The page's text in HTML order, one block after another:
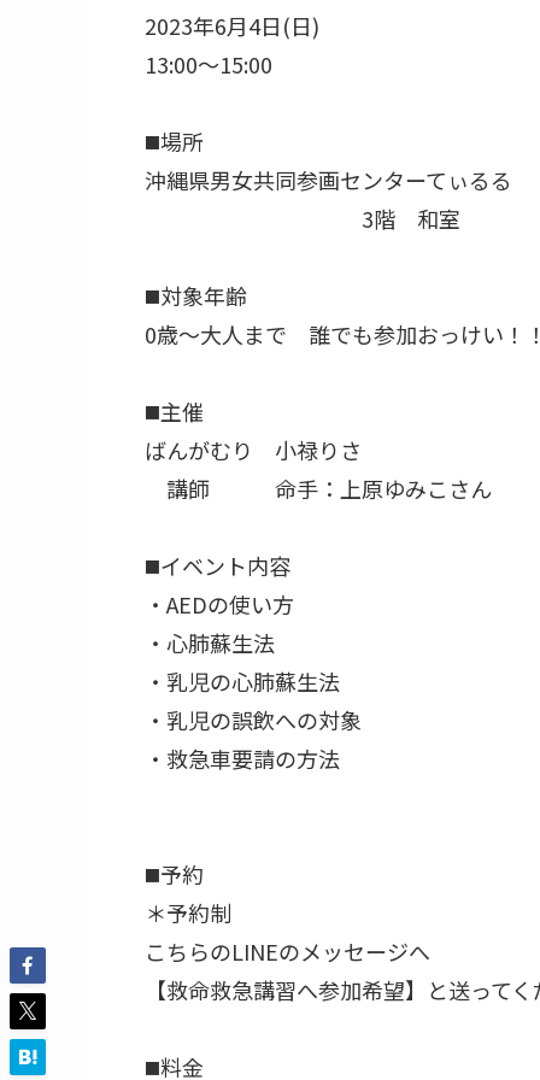
2023年6月4日(日)
13:00～15:00⁡⁡
◼️場所
沖縄県男女共同参画センターてぃるる
3階 和室
◼️対象年齢
0歳～大人まで 誰でも参加おっけい！
◼️主催
ばんがむり 小禄りさ
講師 命手：上原ゆみこさん
◼️イベント内容
・AEDの使い方
・心肺蘇生法
・乳児の心肺蘇生法
・乳児の誤飲への対象
・救急車要請の方法
◼️予約
＊予約制
こちらのLINEのメッセージへ
【救命救急講習へ参加希望】と送って
◼️料金